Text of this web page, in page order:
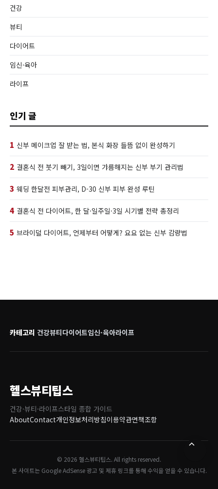
건강
뷰티
다이어트
임신·육아
라이프
인기 글
1 신부 메이크업 잘 받는 법, 본식 화장 들뜸 없이 완성하기
2 결혼식 전 붓기 빼기, 3일이면 갸름해지는 신부 부기 관리법
3 웨딩 한달전 피부관리, D-30 신부 피부 완성 루틴
4 결혼식 전 다이어트, 한 달·일주일·3일 시기별 전략 총정리
5 브라이덜 다이어트, 언제부터 어떻게? 요요 없는 신부 감량법
카테고리 건강뷰티다이어트임신·육아라이프
헬스뷰티팁스
건강·뷰티·라이프스타일 종합 가이드
AboutContact개인정보처리방침이용약관면책조항
© 2026 헬스뷰티팁스. All rights reserved.
본 사이트는 Google AdSense 광고 및 제휴 링크를 통해 수익을 얻을 수 있습니다.